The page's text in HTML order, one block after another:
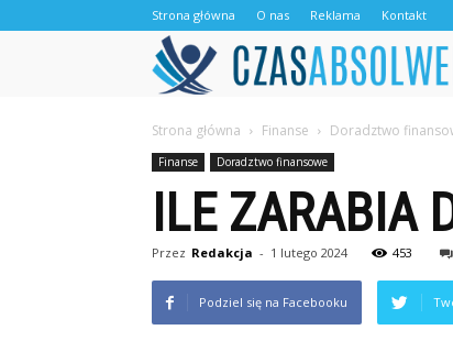
Strona główna O nas Reklama Kontakt
Strona główna Finanse Doradztwo
Finanse Doradztwo finansowe
ILE ZARABIA
Przez Redakcja - 1 lutego 2024 453
Podziel się na Facebooku